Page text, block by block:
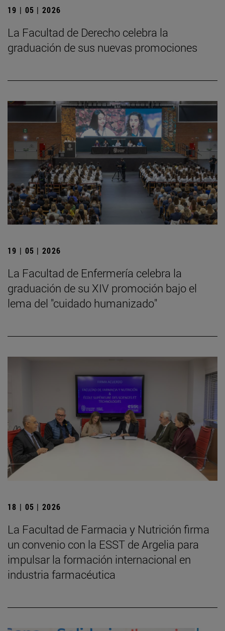
19 | 05 | 2026
La Facultad de Derecho celebra la
graduación de sus nuevas promociones
19 | 05 | 2026
La Facultad de Enfermería celebra la
graduación de su XIV promoción bajo el
lema del "cuidado humanizado"
18 | 05 | 2026
La Facultad de Farmacia y Nutrición firma
un convenio con la ESST de Argelia para
impulsar la formación internacional en
industria farmacéutica